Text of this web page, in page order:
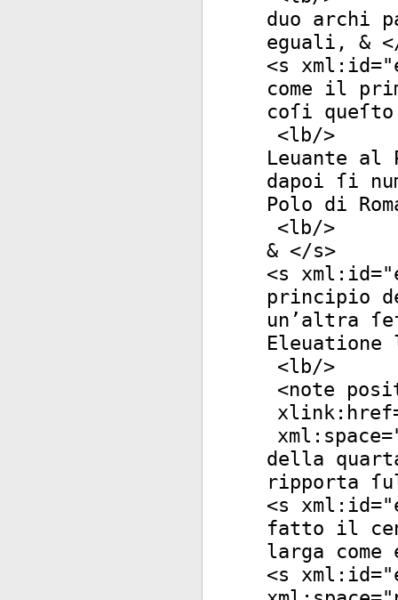
duo archi
eguali, &
<s xml:id="
come il
coſi
<lb/>
Leuante al
dapoi ſi
Polo di
<lb/>
& </s>
<s xml:id="
principio
un’altra
Eleuatione
<lb/>
<note
xlink:href
xml:space
della
ripporta
<s xml:id="
fatto il
larga
<s xml:id="